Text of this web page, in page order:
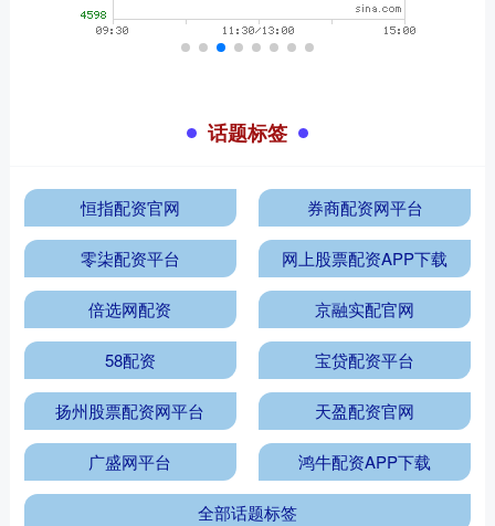
话题标签
恒指配资官网 券商配资网平台
零柒配资平台 网上股票配资APP下载
倍选网配资 京融实配官网
58配资 宝贷配资平台
扬州股票配资网平台 天盈配资官网
广盛网平台 鸿牛配资APP下载
全部话题标签